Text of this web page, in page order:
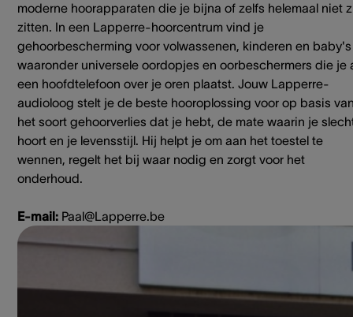
moderne hoorapparaten die je bijna of zelfs helemaal niet
zitten. In een Lapperre-hoorcentrum vind je
gehoorbescherming voor volwassenen, kinderen en baby's
waaronder universele oordopjes en oorbeschermers die je
een hoofdtelefoon over je oren plaatst. Jouw Lapperre-
audioloog stelt je de beste hooroplossing voor op basis
het soort gehoorverlies dat je hebt, de mate waarin je
hoort en je levensstijl. Hij helpt je om aan het toestel te
wennen, regelt het bij waar nodig en zorgt voor het
onderhoud.
E-mail: Paal@Lapperre.be